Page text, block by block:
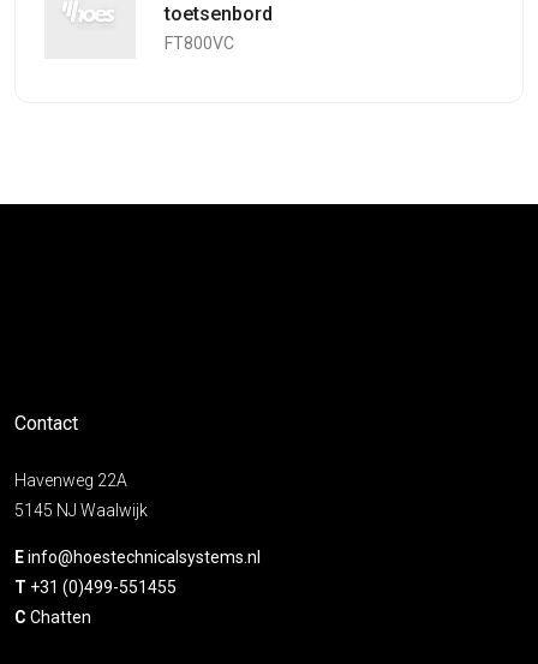
toetsenbord
FT800VC
Contact
Havenweg 22A
5145 NJ Waalwijk
Einfo@hoestechnicalsystems.nl
T +31 (0)499-551455
C Chatten